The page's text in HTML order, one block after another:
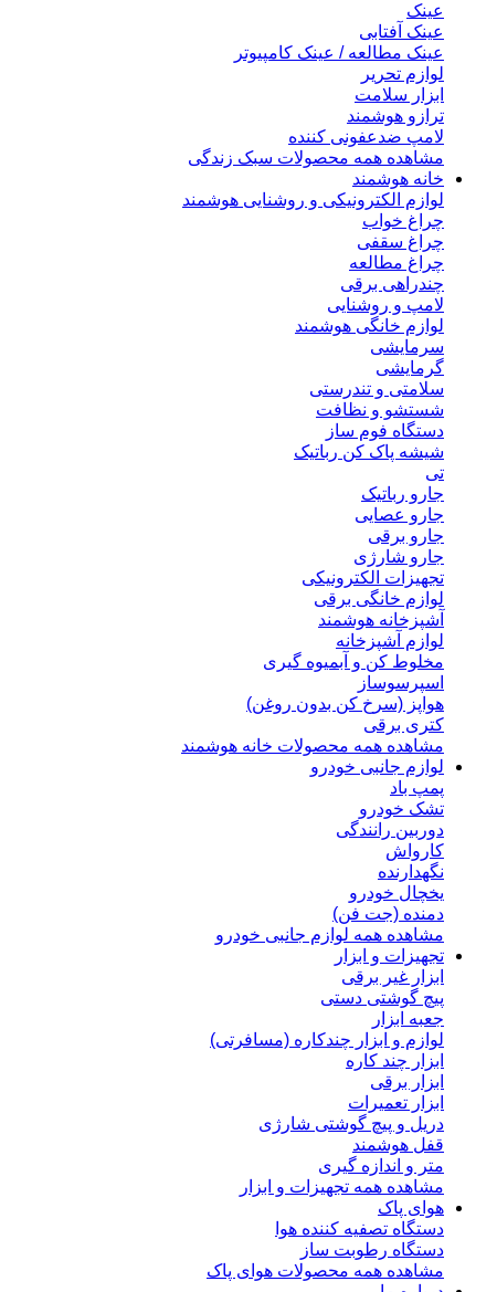
عینک
عینک آفتابی
عینک مطالعه / عینک کامپیوتر
لوازم تحریر
ابزار سلامت
ترازو هوشمند
لامپ ضدعفونی کننده
مشاهده همه محصولات سبک زندگی
خانه هوشمند
لوازم الکترونیکی و روشنایی هوشمند
چراغ خواب
چراغ سقفی
چراغ مطالعه
چندراهی برقی
لامپ و روشنایی
لوازم خانگی هوشمند
سرمایشی
گرمایشی
سلامتی و تندرستی
شستشو و نظافت
دستگاه فوم ساز
شیشه پاک کن رباتیک
تی
جارو رباتیک
جارو عصایی
جارو برقی
جارو شارژی
تجهیزات الکترونیکی
لوازم خانگی برقی
آشپزخانه هوشمند
لوازم آشپزخانه
مخلوط کن و آبمیوه گیری
اسپرسوساز
هواپز (سرخ کن بدون روغن)
کتری برقی
مشاهده همه محصولات خانه هوشمند
لوازم جانبی خودرو
پمپ باد
تشک خودرو
دوربین رانندگی
کارواش
نگهدارنده
یخچال خودرو
دمنده (جت فن)
مشاهده همه لوازم جانبی خودرو
تجهیزات و ابزار
ابزار غیر برقی
پیچ گوشتی دستی
جعبه ابزار
لوازم و ابزار چندکاره (مسافرتی)
ابزار چند کاره
ابزار برقی
ابزار تعمیرات
دریل و پیچ گوشتی شارژی
قفل هوشمند
متر و اندازه گیری
مشاهده همه تجهیزات و ابزار
هوای پاک
دستگاه تصفیه کننده هوا
دستگاه رطوبت ساز
مشاهده همه محصولات هوای پاک